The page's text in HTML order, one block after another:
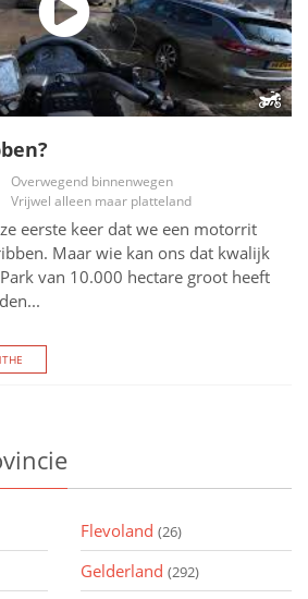
Overwegend binnenwegen
Vrijwel alleen maar platteland
eerste keer dat we een motorrit
Maar wie kan ons dat kwalijk
van 10.000 hectare groot heeft
Flevoland (26)
Gelderland (292)